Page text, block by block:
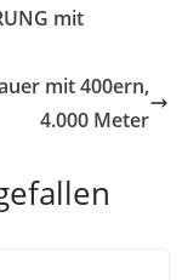
mit
mit 400ern,
4.000 Meter